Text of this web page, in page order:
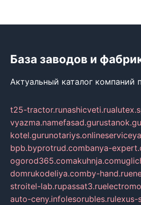
База заводов и
Актуальный каталог компаний
t25-tractor.runashicveti.ru
vyazma.namefasad.guru
kotel.gurunotariys.online
bpb.byprotrud.combanya-
ogorod365.comakuhnja.com
domrukodeliya.comby-hand.ru
stroitel-lab.rupassat3.ru
auto-ceny.infolesorubles.rulexus-